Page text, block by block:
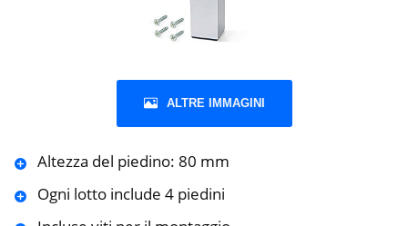
ALTRE IMMAGINI
Altezza del piedino: 80 mm
Ogni lotto include 4 piedini